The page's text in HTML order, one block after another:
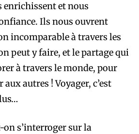
enrichissent et nous
Ils nous ouvrent
incomparable à travers les
peut y faire, et le partage qui
à travers le monde, pour
aux autres ! Voyager, c’est
s’interroger sur la